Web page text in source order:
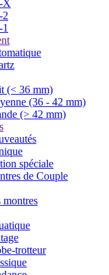
X
2
(< 36 mm)
(36 - 42 mm)
(> 42 mm)
spéciale
de Couple
montres
trotteur